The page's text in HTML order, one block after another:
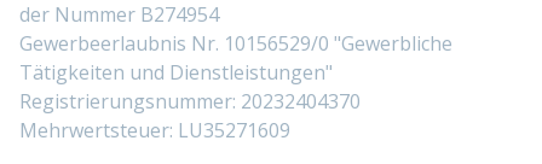
der Nummer B274954
Gewerbeerlaubnis Nr. 10156529/0 "Gewerbliche
Tätigkeiten und Dienstleistungen"
Registrierungsnummer: 20232404370
Mehrwertsteuer: LU35271609